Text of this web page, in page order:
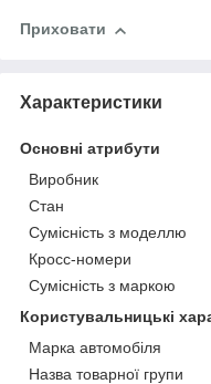
Приховати
Характеристики
Основні атрибути
Виробник
Стан
Сумісність з моделлю
Кросс-номери
Сумісність з маркою
Користувальницькі
Марка автомобіля
Назва товарної групи